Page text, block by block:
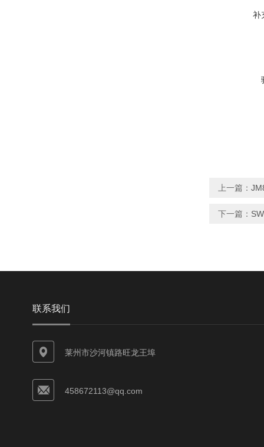
补
上一篇：
下一篇：
联系我们
莱州市沙河镇路旺龙王埠
458672113@qq.com